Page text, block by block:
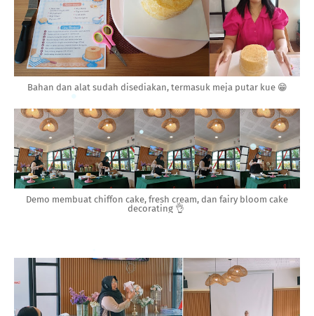
Bahan dan alat sudah disediakan, termasuk meja putar kue 😁
Demo membuat chiffon cake, fresh cream, dan fairy bloom cake
decorating 👌